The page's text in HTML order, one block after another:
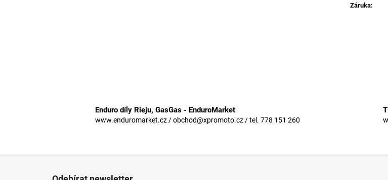
Záruka:
Enduro díly Rieju, GasGas - EnduroMarket
www.enduromarket.cz / obchod@xpromoto.cz / tel. 778 151 260